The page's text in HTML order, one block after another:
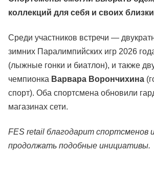
коллекций для себя и своих
Среди участников встречи —
зимних Паралимпийских игр 2026
(лыжные гонки и биатлон), и также
чемпионка Варвара Ворончихина
спорт). Оба спортсмена обновили
магазинах сети.
FES retail благодарит спортсменов
продолжать подобные инициативы.